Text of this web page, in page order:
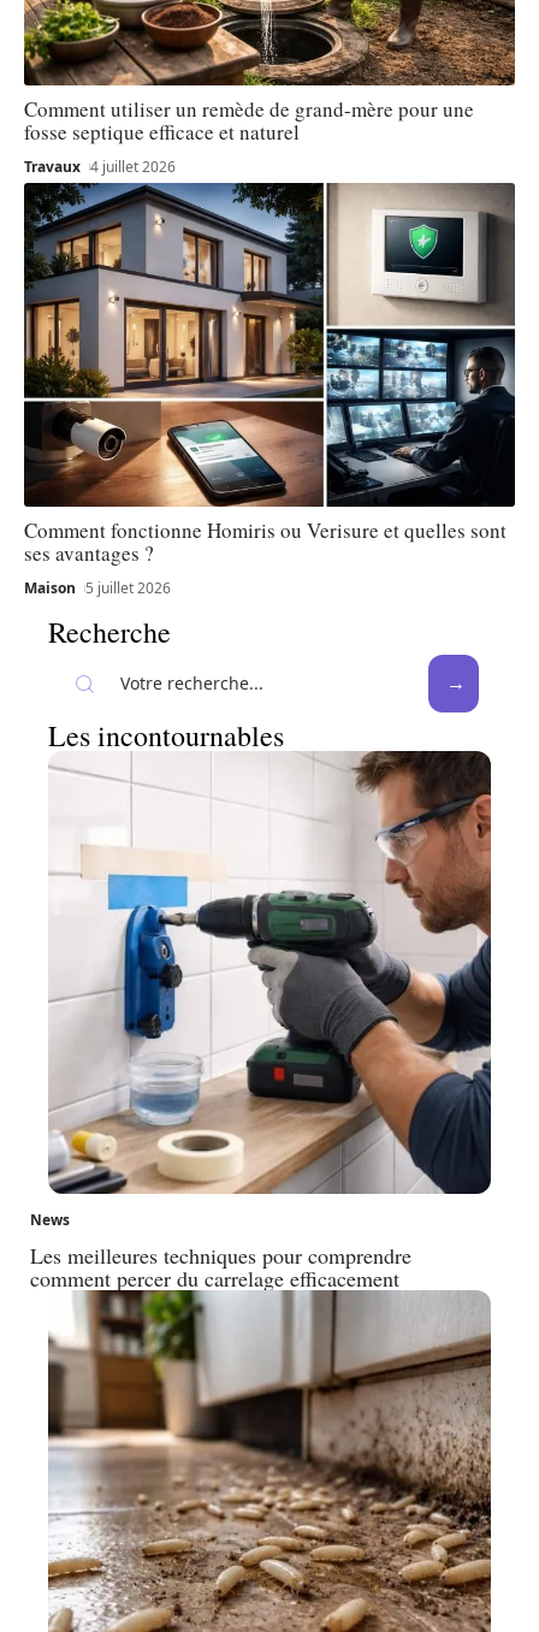
Comment utiliser un remède de grand-mère pour une
fosse septique efficace et naturel
Travaux 4 juillet 2026
Comment fonctionne Homiris ou Verisure et quelles sont
ses avantages ?
Maison 5 juillet 2026
Recherche
Les incontournables
News
Les meilleures techniques pour comprendre
comment percer du carrelage efficacement